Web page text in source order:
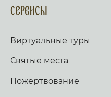
помощь в
упокой в
вопросом. Письма
Благодатным
товаров, освященных
Сервисы
Виртуальные туры
Святые места
Пожертвование